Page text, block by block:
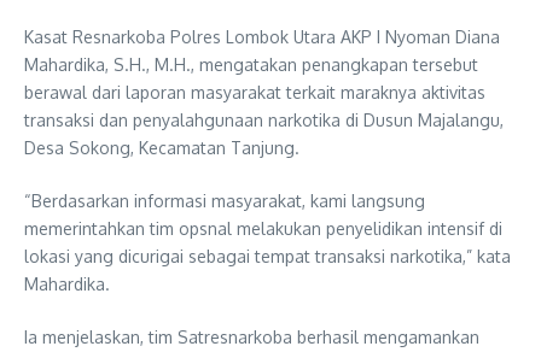
Kasat Resnarkoba Polres Lombok Utara AKP I Nyoman Diana
Mahardika, S.H., M.H., mengatakan penangkapan tersebut
berawal dari laporan masyarakat terkait maraknya aktivitas
transaksi dan penyalahgunaan narkotika di Dusun Majalangu,
Desa Sokong, Kecamatan Tanjung.
“Berdasarkan informasi masyarakat, kami langsung
memerintahkan tim opsnal melakukan penyelidikan intensif di
lokasi yang dicurigai sebagai tempat transaksi narkotika,” kata
Mahardika.
Ia menjelaskan, tim Satresnarkoba berhasil mengamankan